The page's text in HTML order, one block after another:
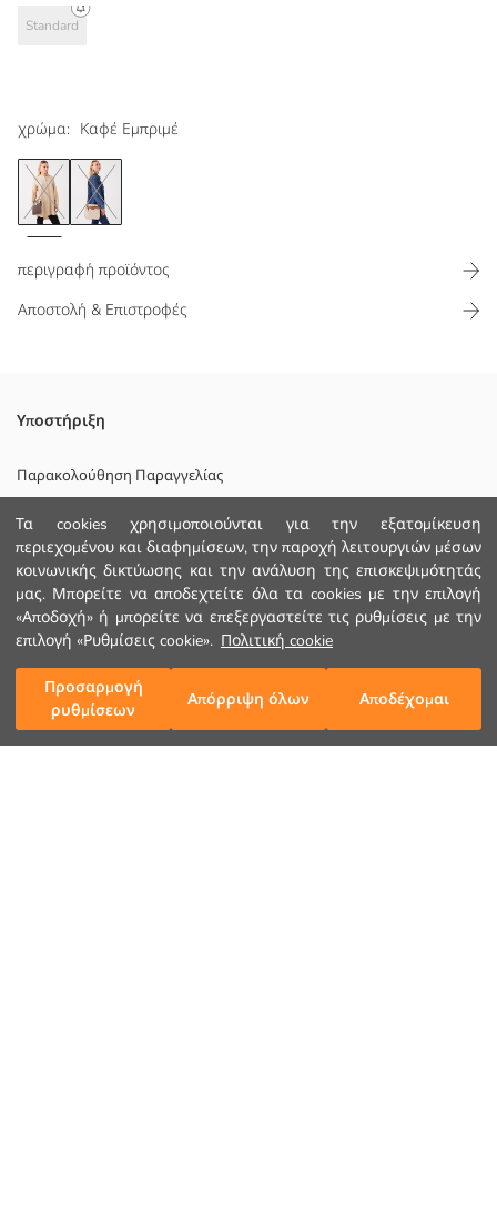
Τα cookies χρησιμοποιούνται για την εξατομίκευση
περιεχομένου και διαφημίσεων, την παροχή λειτουργιών μέσων
κοινωνικής δικτύωσης και την ανάλυση της επισκεψιμότητάς
μας. Μπορείτε να αποδεχτείτε όλα τα cookies με την επιλογή
«Αποδοχή» ή μπορείτε να επεξεργαστείτε τις ρυθμίσεις με την
επιλογή «Ρυθμίσεις cookie». Πολιτική cookie
Προσαρμογή
ρυθμίσεων
Απόρριψη όλων Αποδέχομαι
χρώμα: Καφέ Εμπριμέ
Standard
Προσθήκη στο καλάθι
περιγραφή προϊόντος
Αποστολή & Επιστροφές
Διαθέτει ρυθμιζόμενο μακρύ λουρί
Κυριο Υφασμα:
Φοδρα:
Χώρα προέλευσης:
Πωλητής:
Υπο-μάρκα:
Φύλο:
Υποστήριξη
Παρακολούθηση Παραγγελίας
Φόρμα Επικοινωνίας
+30 2102201080
ΒΟΗΘΕΙΑ
Συχνές Ερωτήσεις (FAQ)
Επιστροφή
Ακολουθήστε μας